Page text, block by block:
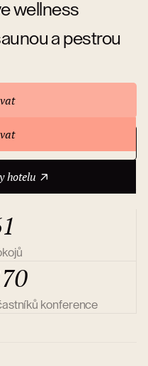
wellness
a pestrou
hotelu
konference